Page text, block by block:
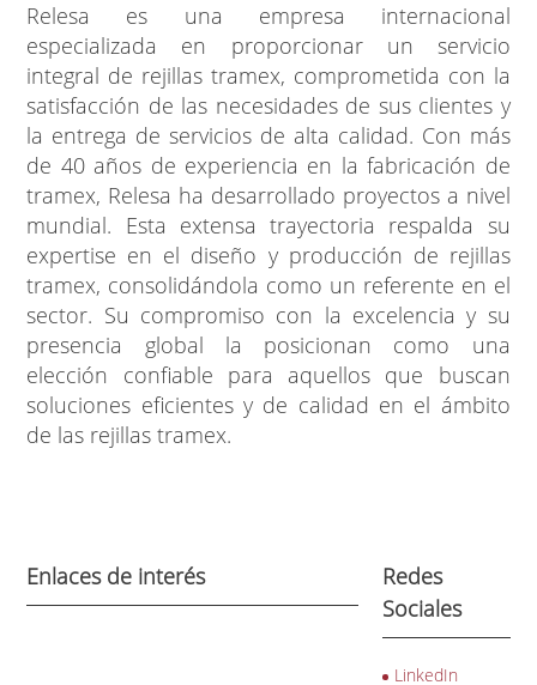
Relesa es una empresa internacional
especializada en proporcionar un servicio
integral de rejillas tramex, comprometida con la
satisfacción de las necesidades de sus clientes y
la entrega de servicios de alta calidad. Con más
de 40 años de experiencia en la fabricación de
tramex, Relesa ha desarrollado proyectos a nivel
mundial. Esta extensa trayectoria respalda su
expertise en el diseño y producción de rejillas
tramex, consolidándola como un referente en el
sector. Su compromiso con la excelencia y su
presencia global la posicionan como una
elección confiable para aquellos que buscan
soluciones eficientes y de calidad en el ámbito
de las rejillas tramex.
Enlaces de interés
Redes
Sociales
LinkedIn